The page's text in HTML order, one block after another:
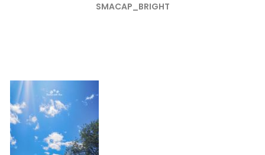
SMACAP_BRIGHT